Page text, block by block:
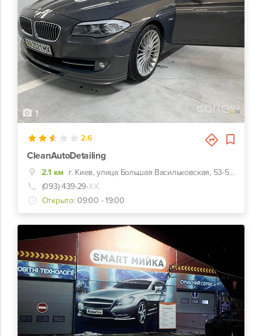
1
2.6
CleanAutoDetailing
2.1 км
г. Киев, улица Большая Васильковская, 53-55а, Подземный паркинг Троицкий
(093) 439-29-ХХ
Открыто: 09:00 - 19:00